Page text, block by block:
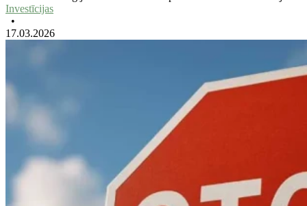
Investīcijas
•
17.03.2026